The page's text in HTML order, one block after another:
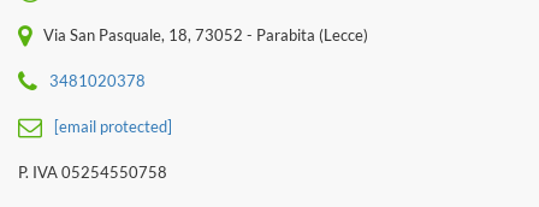
Via San Pasquale, 18, 73052 - Parabita (Lecce)
3481020378
[email protected]
P. IVA 05254550758